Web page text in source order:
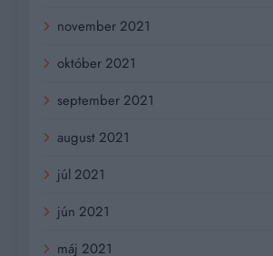
november 2021
október 2021
september 2021
august 2021
júl 2021
jún 2021
máj 2021